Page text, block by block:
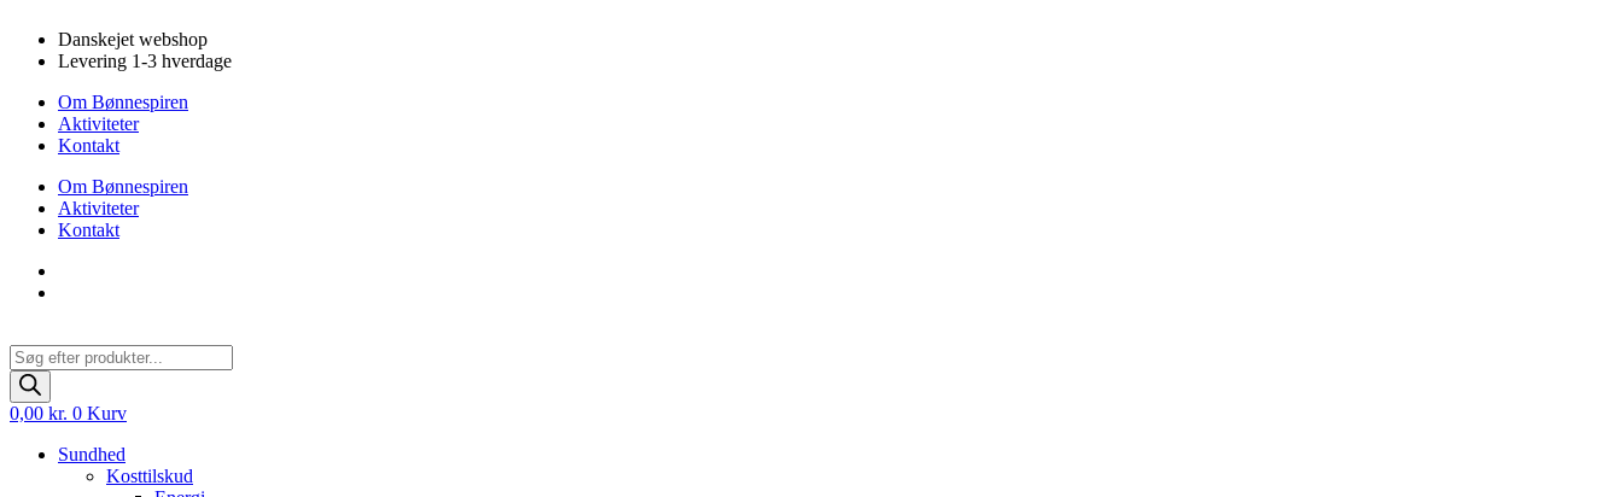
indhold
Danskejet webshop
Levering 1-3 hverdage
Om Bønnespiren
Aktiviteter
Kontakt
Om Bønnespiren
Aktiviteter
Kontakt
Products
search
0,00 kr. 0 Kurv
Sundhed
Kosttilskud